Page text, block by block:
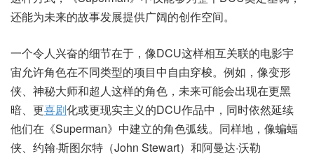
还能为未来的故事发展提供广阔的创作空间。
一个令人兴奋的细节在于，像DCU这样相互关联的电影宇
宙允许角色在不同类型的项目中自由穿梭。例如，像变形
侠、神秘大师和超人这样的角色，未来可能会出现在更黑
暗、更喜剧化或更现实主义的DCU作品中，同时依然延续
他们在《Superman》中建立的角色弧线。同样地，像蝙蝠
侠、约翰·斯图尔特（John Stewart）和阿曼达·沃勒